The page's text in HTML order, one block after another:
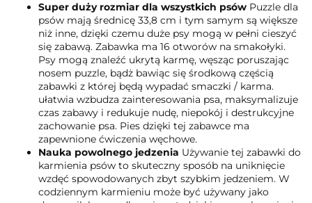
Super duży rozmiar dla wszystkich psów Puzzle dla
psów mają średnicę 33,8 cm i tym samym są większe
niż inne, dzięki czemu duże psy mogą w pełni cieszyć
się zabawą. Zabawka ma 16 otworów na smakołyki.
Psy mogą znaleźć ukrytą karmę, węsząc poruszając
nosem puzzle, bądż bawiąc się środkową częścią
zabawki z której będą wypadać smaczki / karma.
ułatwia wzbudza zainteresowania psa, maksymalizuje
czas zabawy i redukuje nudę, niepokój i destrukcyjne
zachowanie psa. Pies dzięki tej zabawce ma
zapewnione ćwiczenia węchowe.
Nauka powolnego jedzenia Używanie tej zabawki do
karmienia psów to skuteczny sposób na uniknięcie
wzdęć spowodowanych zbyt szybkim jedzeniem. W
codziennym karmieniu może być używany jako